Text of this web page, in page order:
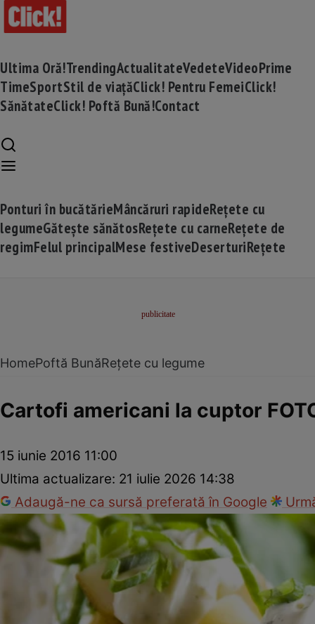
Ultima Oră!TrendingActualitateVedeteVideoPrime
TimeSportStil de viațăClick! Pentru FemeiClick!
SănătateClick! Poftă Bună!Contact
Ponturi în bucătărieMâncăruri rapideRețete cu
legumeGătește sănătosRețete cu carneRețete de
regimFelul principalMese festiveDeserturiRețete
HomePoftă BunăRețete cu legume
Cartofi americani la cuptor
15 iunie 2016 11:00
Ultima actualizare: 21 iulie 2026 14:38
Adaugă-ne ca sursă preferată în Google